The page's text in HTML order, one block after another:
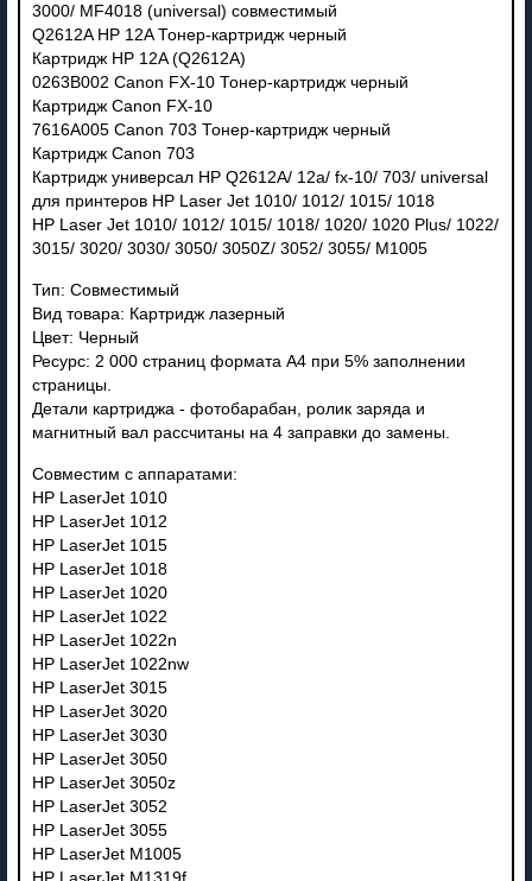
3000/ MF4018 (universal) совместимый
Q2612A HP 12A Тонер-картридж черный
Картридж HP 12A (Q2612A)
0263B002 Canon FX-10 Тонер-картридж черный
Картридж Canon FX-10
7616A005 Canon 703 Тонер-картридж черный
Картридж Canon 703
Картридж универсал HP Q2612A/ 12a/ fx-10/ 703/ universal
для принтеров HP Laser Jet 1010/ 1012/ 1015/ 1018
HP Laser Jet 1010/ 1012/ 1015/ 1018/ 1020/ 1020 Plus/ 1022/
3015/ 3020/ 3030/ 3050/ 3050Z/ 3052/ 3055/ M1005
Тип: Совместимый
Вид товара: Картридж лазерный
Цвет: Черный
Ресурс: 2 000 страниц формата А4 при 5% заполнении
страницы.
Детали картриджа - фотобарабан, ролик заряда и
магнитный вал рассчитаны на 4 заправки до замены.
Совместим с аппаратами:
HP LaserJet 1010
HP LaserJet 1012
HP LaserJet 1015
HP LaserJet 1018
HP LaserJet 1020
HP LaserJet 1022
HP LaserJet 1022n
HP LaserJet 1022nw
HP LaserJet 3015
HP LaserJet 3020
HP LaserJet 3030
HP LaserJet 3050
HP LaserJet 3050z
HP LaserJet 3052
HP LaserJet 3055
HP LaserJet M1005
HP LaserJet M1319f